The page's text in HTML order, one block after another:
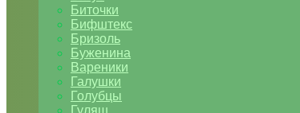
Биточки
Бифштекс
Бризоль
Буженина
Вареники
Галушки
Голубцы
Гуляш